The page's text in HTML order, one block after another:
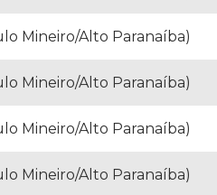
Mineiro/Alto Paranaíba)
Mineiro/Alto Paranaíba)
Mineiro/Alto Paranaíba)
Mineiro/Alto Paranaíba)